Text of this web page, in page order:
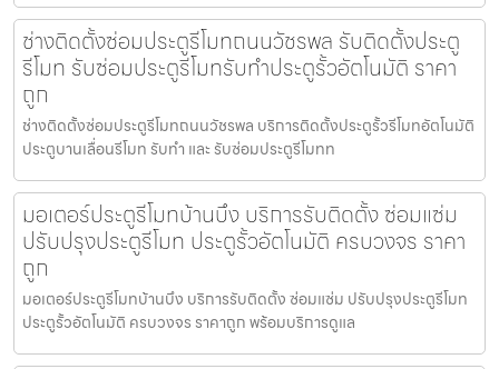
ช่างติดตั้งซ่อมประตูรีโมทถนนวัชรพล รับติดตั้งประตู
รีโมท รับซ่อมประตูรีโมทรับทำประตูรั้วอัตโนมัติ ราคา
ถูก
ช่างติดตั้งซ่อมประตูรีโมทถนนวัชรพล บริการติดตั้งประตูรั้วรีโมทอัตโนมัติ
ประตูบานเลื่อนรีโมท รับทำ และ รับซ่อมประตูรีโมทท
มอเตอร์ประตูรีโมทบ้านบึง บริการรับติดตั้ง ซ่อมแซ่ม
ปรับปรุงประตูรีโมท ประตูรั้วอัตโนมัติ ครบวงจร ราคา
ถูก
มอเตอร์ประตูรีโมทบ้านบึง บริการรับติดตั้ง ซ่อมแซ่ม ปรับปรุงประตูรีโมท
ประตูรั้วอัตโนมัติ ครบวงจร ราคาถูก พร้อมบริการดูแล